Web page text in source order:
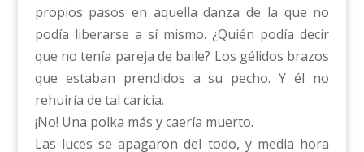
propios pasos en aquella danza de la que no
podía liberarse a sí mismo. ¿Quién podía decir
que no tenía pareja de baile? Los gélidos brazos
que estaban prendidos a su pecho. Y él no
rehuiría de tal caricia.
¡No! Una polka más y caería muerto.
Las luces se apagaron del todo, y media hora